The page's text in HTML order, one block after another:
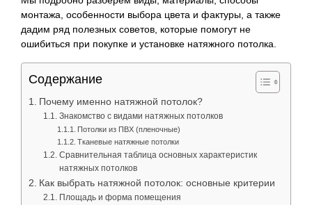
монтажа, особенности выбора цвета и фактуры, а также
дадим ряд полезных советов, которые помогут не
ошибиться при покупке и установке натяжного потолка.
Содержание
Почему именно натяжной потолок?
Знакомство с видами натяжных потолков
Потолки из ПВХ (пленочные)
Тканевые натяжные потолки
Сравнительная таблица основных характеристик
натяжных потолков
Как выбрать натяжной потолок: основные критерии
Площадь и форма помещения